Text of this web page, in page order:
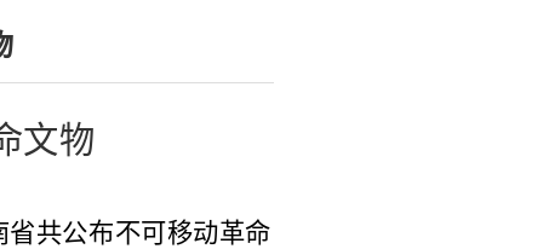
文物
省共公布不可移动革命